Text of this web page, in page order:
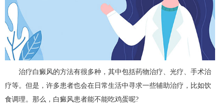
治疗白癜风的方法有很多种，其中包括药物治疗、光疗、手术治
疗等。但是，许多患者也会在日常生活中寻求一些辅助治疗，比如饮
食调理。那么，白癜风患者能不能吃鸡蛋呢?